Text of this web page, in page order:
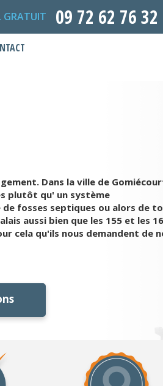
GRATUIT 09 72 62 76 32
Dans la ville de
plutôt qu' un système
fosses septiques ou alors de
aussi bien que les 155 et les
cela qu'ils nous demandent de